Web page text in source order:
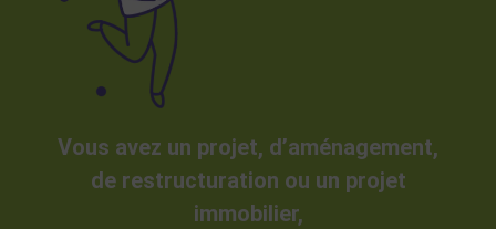
Vous avez un projet, d’aménagement,
de restructuration ou un projet
immobilier,